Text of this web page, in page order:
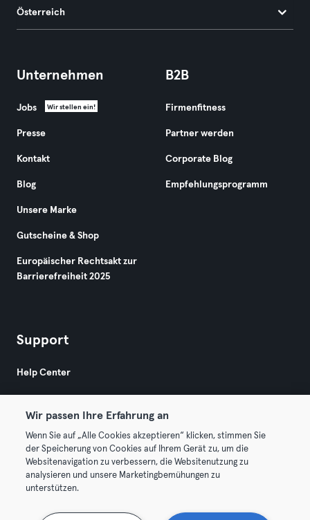
Österreich
Unternehmen
Jobs Wir stellen ein!
Presse
Kontakt
Blog
Unsere Marke
Gutscheine & Shop
Europäischer Rechtsakt zur
Barrierefreiheit 2025
B2B
Firmenfitness
Partner werden
Corporate Blog
Empfehlungsprogramm
Support
Help Center
© 2026 Urban Sports Group GmbH. All rights reserved.
AGB Datenschutz
Vertrag hier kündigen Hier Verträge widerrufen
Wir passen Ihre Erfahrung an
Wenn Sie auf „Alle Cookies akzeptieren“ klicken, stimmen Sie
der Speicherung von Cookies auf Ihrem Gerät zu, um die
Websitenavigation zu verbessern, die Websitenutzung zu
analysieren und unsere Marketingbemühungen zu
unterstützen.